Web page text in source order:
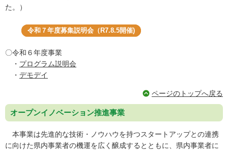
た。）
令和７年度募集説明会（R7.8.5開催)
〇令和６年度事業
・ プログラム説明会
・ デモデイ
ページのトップへ戻る
オープンイノベーション推進事業
本事業は先進的な技術・ノウハウを持つスタートアップとの連携
に向けた県内事業者の機運を広く醸成するとともに、県内事業者に